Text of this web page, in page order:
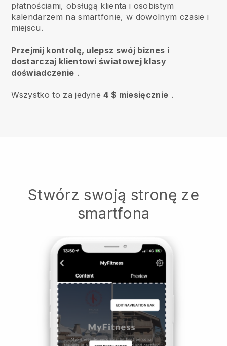
płatnościami, obsługą klienta i osobistym
kalendarzem na smartfonie, w dowolnym czasie i
miejscu.
Przejmij kontrolę, ulepsz swój biznes i
dostarczaj klientowi światowej klasy
doświadczenie .
Wszystko to za jedyne4 $ miesięcznie .
Stwórz swoją stronę ze
smartfona